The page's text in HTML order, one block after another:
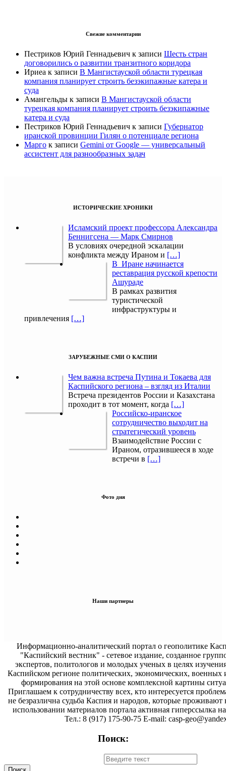
Свежие комментарии
Пестриков Юрий Геннадьевич к записи Шесть стран
договорились о развитии транзитного коридора
Ириеа к записи В Мангистауской области турецкая
компания планирует строить безэкипажные катера и
суда
Амангельды к записи В Мангистауской области
турецкая компания планирует строить безэкипажные
катера и суда
Пестриков Юрий Геннадьевич к записи Губернатор
иранской провинции Гилян о потенциале региона
Марго к записи Gemini от Google — универсальный
ассистент для разнообразных задач
ИСТОРИЧЕСКИЕ ХРОНИКИ
Исламский проект профессора Александра
Беннигсена — Марк Смирнов
В условиях очередной эскалации
конфликта между Ираном и […]
В Иране начинается
реставрация русской крепости
Ашураде
В рамках развития
туристической
инфраструктуры и
привлечения […]
ЗАРУБЕЖНЫЕ СМИ О КАСПИИ
Чем важна встреча Путина и Токаева для
Каспийского региона – взгляд из Италии
Встреча президентов России и Казахстана
проходит в тот момент, когда […]
Российско-иранское
сотрудничество выходит на
стратегический уровень
Взаимодействие России с
Ираном, отразившееся в ходе
встречи в […]
Фото дня
Наши партнеры
Информационно-аналитический портал о геополитике
"Каспийский вестник" - сетевое издание, созданное
экспертов, политологов и молодых ученых в целях
Каспийском регионе политических, экономических, военных
формирования на этой основе комплексной картины
Приглашаем к сотрудничеству всех, кто интересуется
не безразлична судьба Каспия и народов, которые проживают
использовании материалов портала активная гиперссылка на
Тел.: 8 (917) 175-90-75 E-mail: casp-
Поиск: